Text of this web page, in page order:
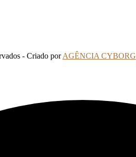
- Criado porAGÊNCIA CYBORG